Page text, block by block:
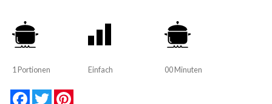
1 Portionen Einfach 00 Minuten
nullFacebook
null null
Twitter
null null
null